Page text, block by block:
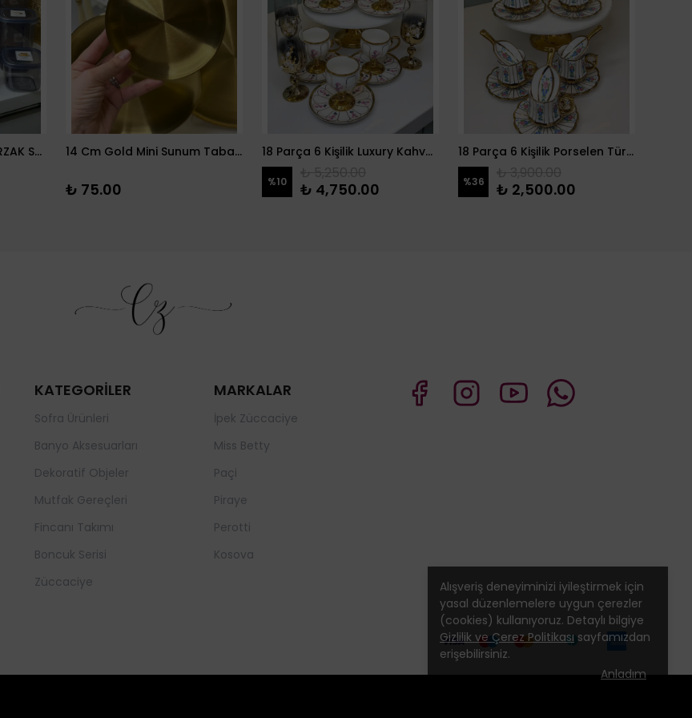
Alışveriş deneyiminizi iyileştirmek için
yasal düzenlemelere uygun çerezler
(cookies) kullanıyoruz. Detaylı bilgiye
Gizlilik ve Çerez Politikası sayfamızdan
erişebilirsiniz.
Anladım
12 PARÇA BAKLİYAT / ERZAK SETİ 14 Cm Gold Mini Sunum Tabağı
₺ 75.00
18 Parça 6 Kişilik Luxury Kahve Sunum Seti
%10 ₺ 4,750.00
18 Parça 6 Kişilik Porselen Türk Kahvesi Fincanı & Drajelik
%36 ₺ 2,500.00
KATEGORİLER
Sofra Ürünleri
Banyo Aksesuarları
Dekoratif Objeler
Mutfak Gereçleri
Fincanı Takımı
Boncuk Serisi
Züccaciye
MARKALAR
İpek Züccaciye
Miss Betty
Paçi
Piraye
Perotti
Kosova